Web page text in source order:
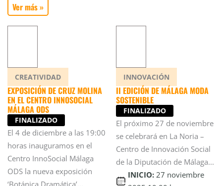
Ver más »
CREATIVIDAD
EXPOSICIÓN DE CRUZ MOLINA
EN EL CENTRO INNOSOCIAL
MÁLAGA ODS
FINALIZADO
El 4 de diciembre a las 19:00
horas inauguramos en el
Centro InnoSocial Málaga
ODS la nueva exposición
‘Botánica Dramática’...
INNOVACIÓN
II EDICIÓN DE MÁLAGA MODA
SOSTENIBLE
FINALIZADO
El próximo 27 de noviembre
se celebrará en La Noria –
Centro de Innovación Social
de la Diputación de Málaga...
INICIO: 27 noviembre